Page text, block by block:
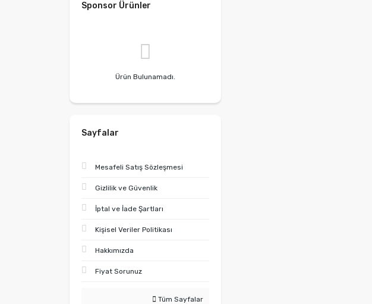
Sponsor Ürünler
Ürün Bulunamadı.
Sayfalar
Mesafeli Satış Sözleşmesi
Gizlilik ve Güvenlik
İptal ve İade Şartları
Kişisel Veriler Politikası
Hakkımızda
Fiyat Sorunuz
Tüm Sayfalar